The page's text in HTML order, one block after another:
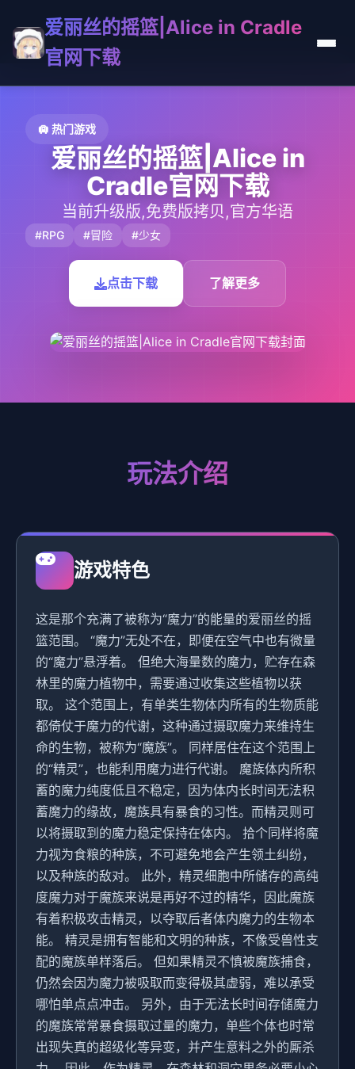
爱丽丝的摇篮|Alice in Cradle
官网下载
🛄 热门游戏
爱丽丝的摇篮|Alice in
Cradle官网下载
当前升级版,免费版拷贝,官方华语
#RPG #冒险 #少女
点击下载 了解更多
玩法介绍
游戏特色
这是那个充满了被称为“魔力”的能量的爱丽丝的摇
篮范围。 “魔力”无处不在，即便在空气中也有微量
的“魔力”悬浮着。 但绝大海量数的魔力，贮存在森
林里的魔力植物中，需要通过收集这些植物以获
取。 这个范围上，有单类生物体内所有的生物质能
都倚仗于魔力的代谢，这种通过摄取魔力来维持生
命的生物，被称为“魔族”。 同样居住在这个范围上
的“精灵”，也能利用魔力进行代谢。 魔族体内所积
蓄的魔力纯度低且不稳定，因为体内长时间无法积
蓄魔力的缘故，魔族具有暴食的习性。而精灵则可
以将摄取到的魔力稳定保持在体内。 拾个同样将魔
力视为食粮的种族，不可避免地会产生领土纠纷，
以及种族的敌对。 此外，精灵细胞中所储存的高纯
度魔力对于魔族来说是再好不过的精华，因此魔族
有着积极攻击精灵，以夺取后者体内魔力的生物本
能。 精灵是拥有智能和文明的种族，不像受兽性支
配的魔族单样落后。 但如果精灵不慎被魔族捕食，
仍然会因为魔力被吸取而变得极其虚弱，难以承受
哪怕单点点冲击。 另外，由于无法长时间存储魔力
的魔族常常暴食摄取过量的魔力，单些个体也时常
出现失真的超级化等异变，并产生意料之外的厮杀